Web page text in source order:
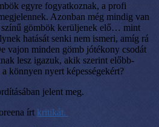
egyre fogyatkoznak, a profi
Azonban még mindig van
színű gömbök kerüljenek elő… mint
hatását senki nem ismeri, amíg rá
vajon minden gömb jótékony csodát
lesz igazuk, akik szerint előbb-
könnyen nyert képességekért?
jelent meg.
írt kritikát.